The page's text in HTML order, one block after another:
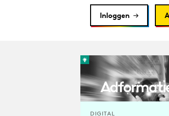
Inloggen
DIGITAL